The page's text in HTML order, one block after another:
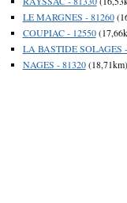
LE MARGNES - 81260
COUPIAC - 12550
LA BASTIDE SOLAGES
NAGES - 81320(18,71km)